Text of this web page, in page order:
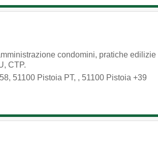
condomini, pratiche edilizie
CTP.
51100 Pistoia PT, , 51100 Pistoia +39